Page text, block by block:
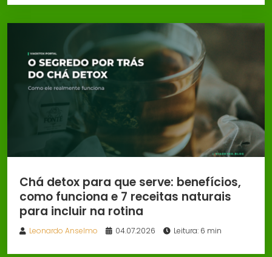
Chá detox para que serve: benefícios,
como funciona e 7 receitas naturais
para incluir na rotina
Leonardo Anselmo 04.07.2026 Leitura: 6 min